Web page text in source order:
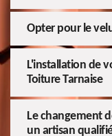
Opter pour le
L'installation de
Toiture Tarnaise
Le changement
un artisan